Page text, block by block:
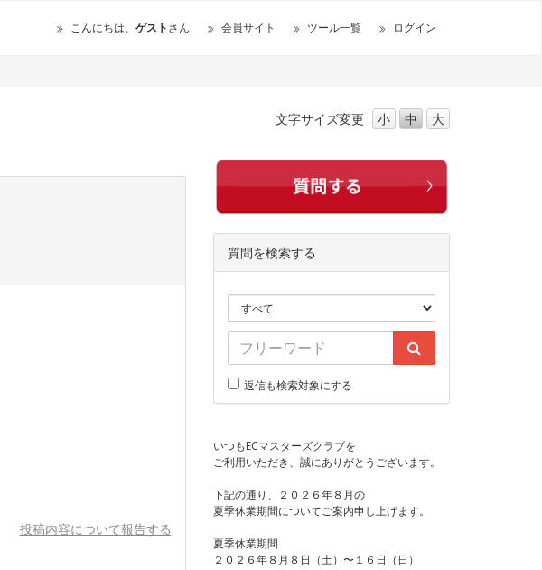
こんにちは、 ゲストさん 会員サイト ツール一覧 ログイン
文字サイズ変更 小 中 大
投稿内容について報告する
質問を検索する
返信も検索対象にする
いつもECマスターズクラブを
ご利用いただき、誠にありがとうございます。
下記の通り、２０２６年８月の
夏季休業期間についてご案内申し上げます。
夏季休業期間
２０２６年８月８日（土）〜１６日（日）